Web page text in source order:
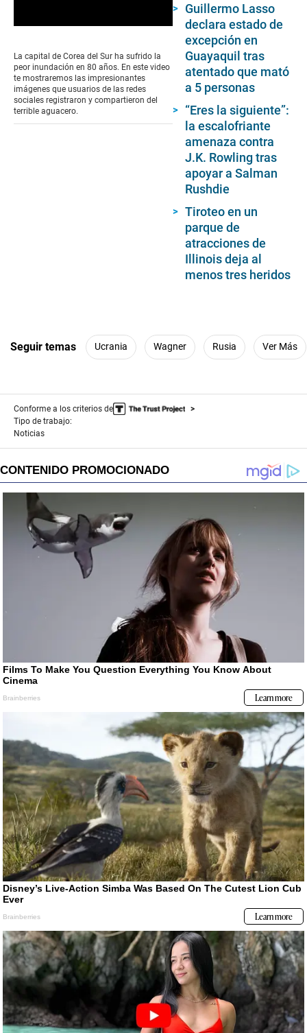
of
0
seconds
La capital de Corea del Sur ha sufrido la
peor inundación en 80 años. En este video
te mostraremos las impresionantes
imágenes que usuarios de las redes
sociales registraron y compartieron del
terrible aguacero.
Guillermo Lasso
declara estado de
excepción en
Guayaquil tras
atentado que mató
a 5 personas
“Eres la siguiente”:
la escalofriante
amenaza contra
J.K. Rowling tras
apoyar a Salman
Rushdie
Tiroteo en un
parque de
atracciones de
Illinois deja al
menos tres heridos
Seguir temas Ucrania Wagner Rusia Ver Más
Conforme a los criterios de
Tipo de trabajo:
Noticias